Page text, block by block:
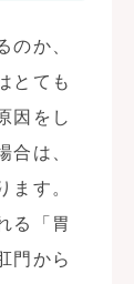
のか、
とても
因をし
合は、
ます。
る「胃
門から